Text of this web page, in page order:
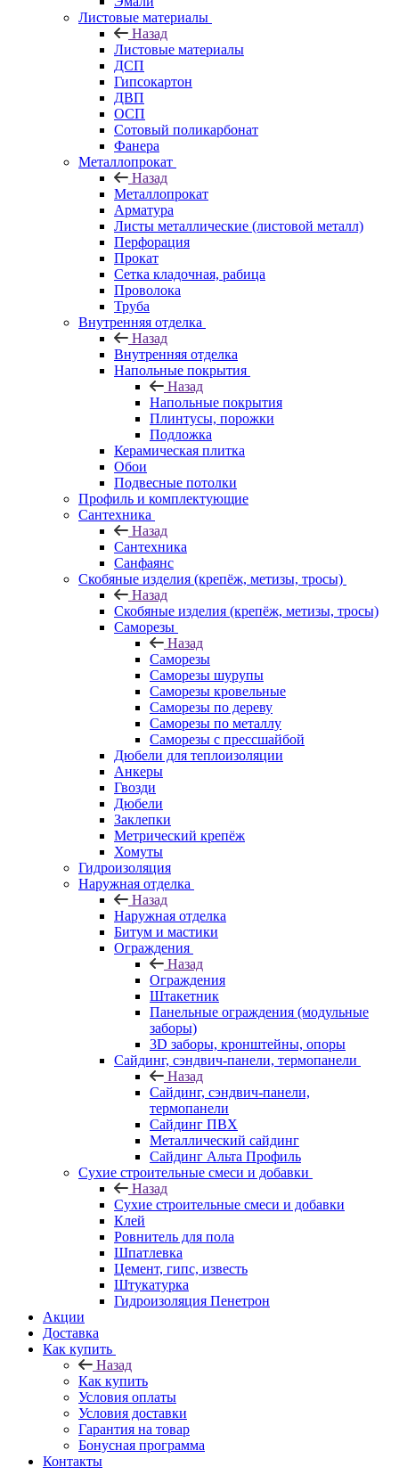
Листовые материалы
Назад
Листовые материалы
ДСП
Гипсокартон
ДВП
ОСП
Сотовый поликарбонат
Фанера
Металлопрокат
Назад
Металлопрокат
Арматура
Листы металлические (листовой металл)
Перфорация
Прокат
Сетка кладочная, рабица
Проволока
Труба
Внутренняя отделка
Назад
Внутренняя отделка
Напольные покрытия
Назад
Напольные покрытия
Плинтусы, порожки
Подложка
Керамическая плитка
Обои
Подвесные потолки
Профиль и комплектующие
Сантехника
Назад
Сантехника
Санфаянс
Скобяные изделия (крепёж, метизы, тросы)
Назад
Скобяные изделия (крепёж, метизы, тросы)
Саморезы
Назад
Саморезы
Саморезы шурупы
Саморезы кровельные
Саморезы по дереву
Саморезы по металлу
Саморезы с прессшайбой
Дюбели для теплоизоляции
Анкеры
Гвозди
Дюбели
Заклепки
Метрический крепёж
Хомуты
Гидроизоляция
Наружная отделка
Назад
Наружная отделка
Битум и мастики
Ограждения
Назад
Ограждения
Штакетник
Панельные ограждения (модульные
заборы)
3D заборы, кронштейны, опоры
Cайдинг, сэндвич-панели, термопанели
Назад
Cайдинг, сэндвич-панели,
термопанели
Сайдинг ПВХ
Металлический сайдинг
Сайдинг Альта Профиль
Сухие строительные смеси и добавки
Назад
Сухие строительные смеси и добавки
Клей
Ровнитель для пола
Шпатлевка
Цемент, гипс, известь
Штукатурка
Гидроизоляция Пенетрон
Акции
Доставка
Как купить
Назад
Как купить
Условия оплаты
Условия доставки
Гарантия на товар
Бонусная программа
Контакты